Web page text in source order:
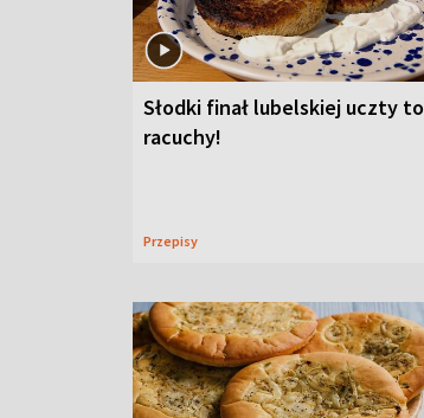
Słodki finał lubelskiej uczty to
racuchy!
Przepisy